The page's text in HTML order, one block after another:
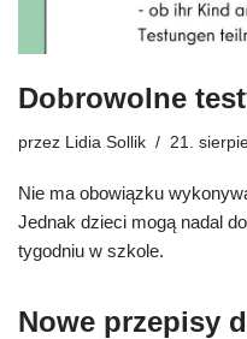
Dobrowolne
przez Lidia Sollik 21.
Nie ma obowiązku
Jednak dzieci mogą nadal
tygodniu w szkole.
Nowe przepisy